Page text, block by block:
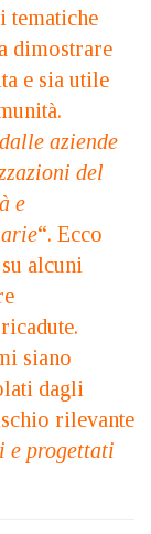
tematiche
dimostrare
e sia utile
aziende
del
e
“. Ecco
alcuni
siano
dagli
rilevante
e progettati